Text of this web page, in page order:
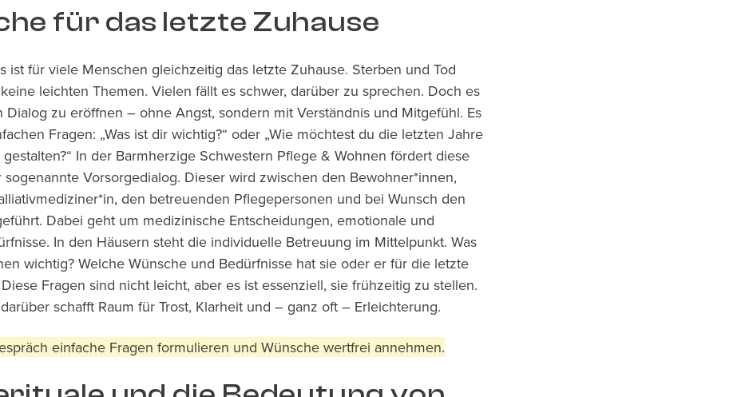
für das letzte Zuhause
ist für viele Menschen gleichzeitig das letzte Zuhause. Sterben und Tod
leichten Themen. Vielen fällt es schwer, darüber zu sprechen. Doch es
Dialog zu eröffnen – ohne Angst, sondern mit Verständnis und Mitgefühl. Es
Fragen: „Was ist dir wichtig?“ oder „Wie möchtest du die letzten Jahre
In der Barmherzige Schwestern Pflege & Wohnen fördert diese
sogenannte Vorsorgedialog. Dieser wird zwischen den Bewohner*innen,
den betreuenden Pflegepersonen und bei Wunsch den
Dabei geht um medizinische Entscheidungen, emotionale und
In den Häusern steht die individuelle Betreuung im Mittelpunkt. Was
wichtig? Welche Wünsche und Bedürfnisse hat sie oder er für die letzte
Fragen sind nicht leicht, aber es ist essenziell, sie frühzeitig zu stellen.
schafft Raum für Trost, Klarheit und – ganz oft – Erleichterung.
einfache Fragen formulieren und Wünsche wertfrei annehmen.